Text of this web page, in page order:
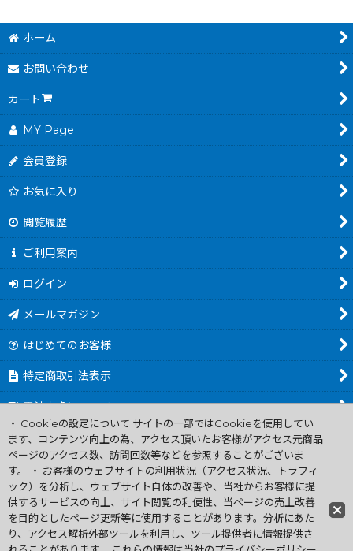
ホーム
お問い合わせ
カート
MY Page
会員登録
お気に入り
閲覧履歴
ご利用案内
ログイン
メールマガジン
はじめてのお客様
特定商取引法表示
電池交換について
商品カテゴリ一覧
Worldwide Shipping Guide
ファミコン買取通販 中古 ディスクシステム 販売 ニンテンドウ64・
ゲーム買取 .電池交換
Copyright (C) 2007 ファミコン お宝王 All Rights
・ Cookieの設定について サイトの一部ではCookieを使用してい
ます、コンテンツ向上の為、アクセス頂いたお客様がアクセス元商品
ページのアクセス数、訪問回数等などを参照することがございま
す。 ・ お客様のウェブサイトの利用状況（アクセス状況、トラフィ
ック）を分析し、ウェブサイト自体の改善や、当社からお客様に提
供するサービスの向上、サイト閲覧の利便性、当ページの売上改善
を目的としたページ更新等に使用することがあります。分析にあた
り、アクセス解析外部ツールを利用し、ツール提供者に情報提供さ